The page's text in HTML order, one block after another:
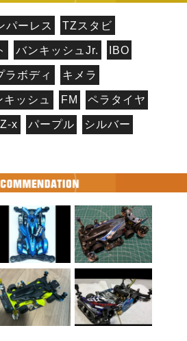
パーレス TZスタビ
バンキッシュJr. IBO
ラボディ キメラ
キッシュ FM ペラタイヤ
x パープル シルバー